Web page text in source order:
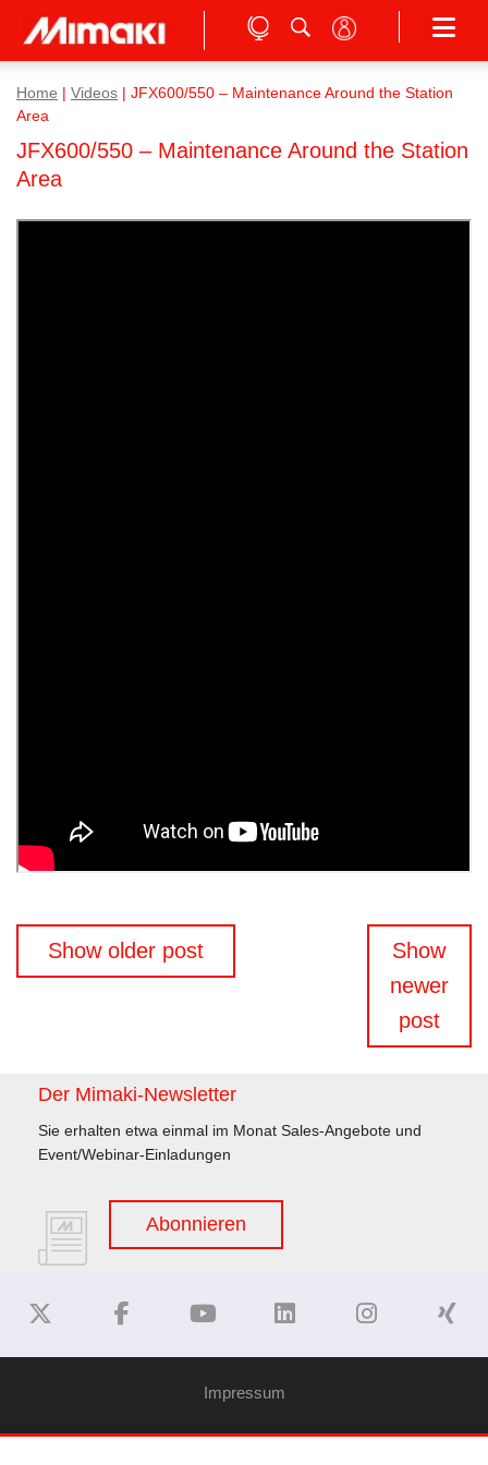
Home Videos
JFX600/550 – Maintenance Around the Station
Area
JFX600/550 – Maintenance Around the Station
Area
Beitragsnavigation
Show older post
Show
newer
post
Der Mimaki-Newsletter
Sie erhalten etwa einmal im Monat Sales-Angebote und
Event/Webinar-Einladungen
Abonnieren
Impressum